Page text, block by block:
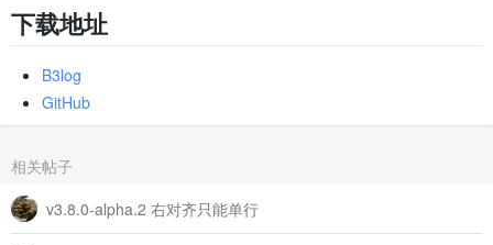
下载地址
B3log
GitHub
相关帖子
v3.8.0-alpha.2 右对齐只能单行